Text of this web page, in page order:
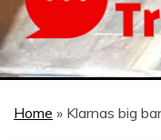
När allt blir e-handel
Home » Klarnas big